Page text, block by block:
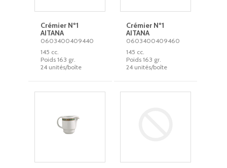
Crémier Nº1
AITANA
0603400409440
145 cc.
Poids 163 gr.
24 unités/boîte
Crémier Nº1
AITANA
0603400409460
145 cc.
Poids 163 gr.
24 unités/boîte